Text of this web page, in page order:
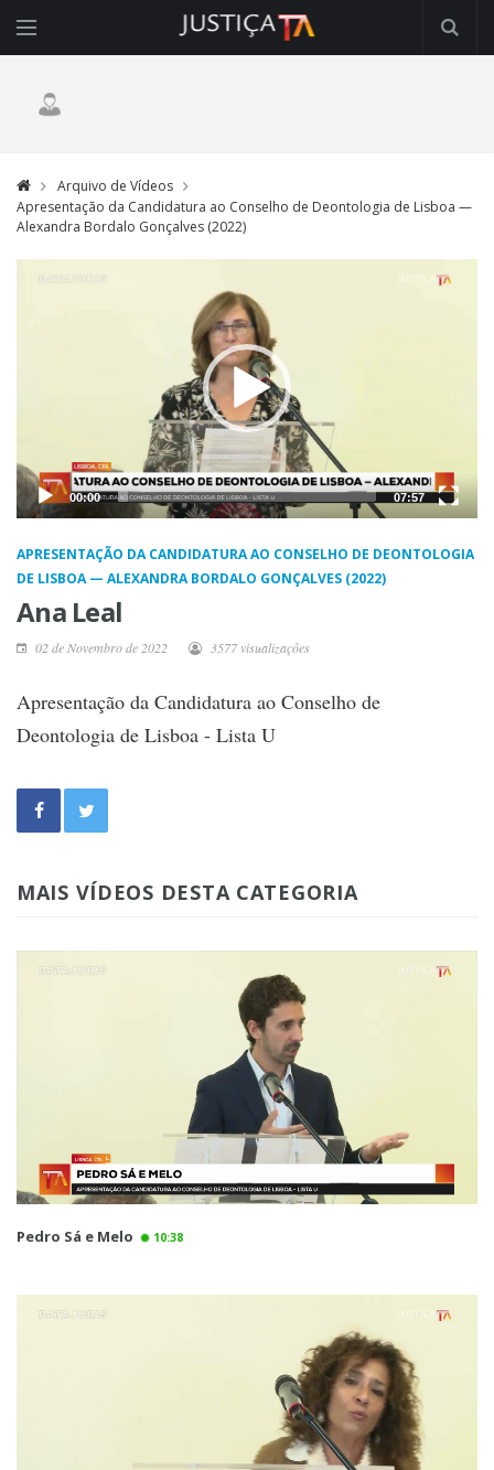
Arquivo de Vídeos
Apresentação da Candidatura ao Conselho de Deontologia de Lisboa —
Alexandra Bordalo Gonçalves (2022)
00:00 07:57
APRESENTAÇÃO DA CANDIDATURA AO CONSELHO DE DEONTOLOGIA
DE LISBOA — ALEXANDRA BORDALO GONÇALVES (2022)
Ana Leal
02 de Novembro de 2022 3577 visualizações
Apresentação da Candidatura ao Conselho de
Deontologia de Lisboa - Lista U
MAIS VÍDEOS DESTA CATEGORIA
Pedro Sá e Melo 10:38